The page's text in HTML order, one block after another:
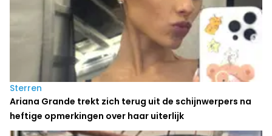
Sterren
Ariana Grande trekt zich terug uit de schijnwerpers na
heftige opmerkingen over haar uiterlijk